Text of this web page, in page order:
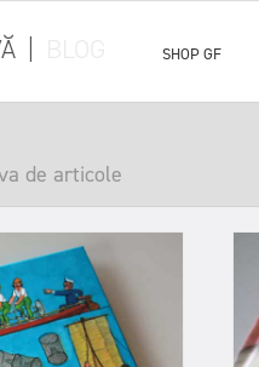
SHOP GF
de articole